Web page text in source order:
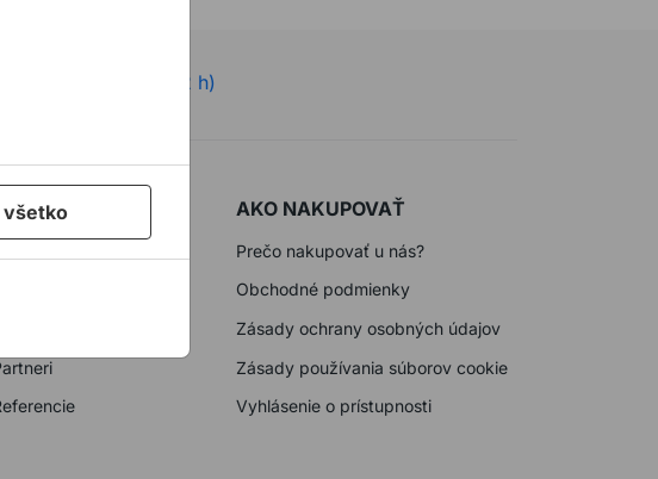
(po-ne 7-22 h)
NÁS AKO NAKUPOVAŤ
Prečo nakupovať u nás?
Obchodné podmienky
Zásady ochrany osobných údajov
Zásady používania súborov cookie
Vyhlásenie o prístupnosti
všetko